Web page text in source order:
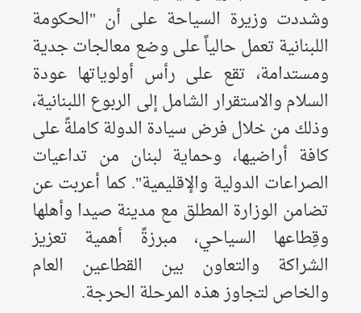
​وشددت وزيرة السياحة على أن "الحكومة
اللبنانية تعمل حالياً على وضع معالجات جدية
ومستدامة، تقع على رأس أولوياتها عودة
السلام والاستقرار الشامل إلى الربوع اللبنانية،
وذلك من خلال فرض سيادة الدولة كاملةً على
كافة أراضيها، وحماية لبنان من تداعيات
الصراعات الدولية والإقليمية". كما أعربت عن
تضامن الوزارة المطلق مع مدينة صيدا وأهلها
وقِطاعها السياحي، مبرزةً أهمية تعزيز
الشراكة والتعاون بين القطاعين العام
والخاص لتجاوز هذه المرحلة الحرجة.